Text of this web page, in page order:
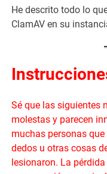
He descrito todo lo
ClamAV en su
Sé que las siguientes
molestas y parecen
muchas personas
dedos u otras cosas
lesionaron. La